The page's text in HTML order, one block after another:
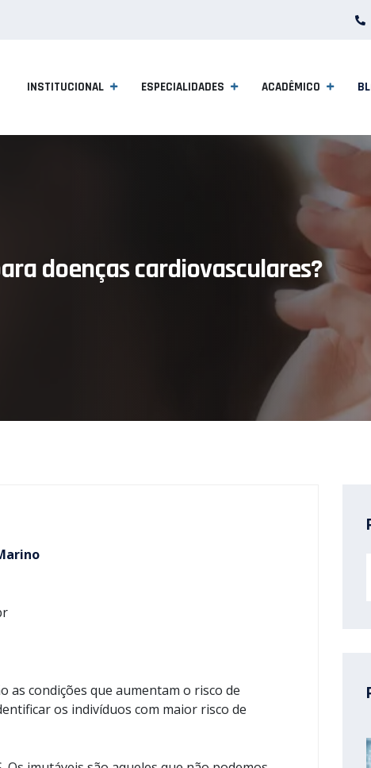
INSTITUCIONAL ESPECIALIDADES ACADÊMICO
doenças cardiovasculares?
as condições que aumentam o risco de
os indivíduos com maior risco de